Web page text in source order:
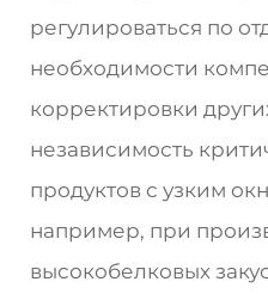
регулироваться по
необходимости
корректировки
независимость
продуктов с узким
например, при
высокобелковых